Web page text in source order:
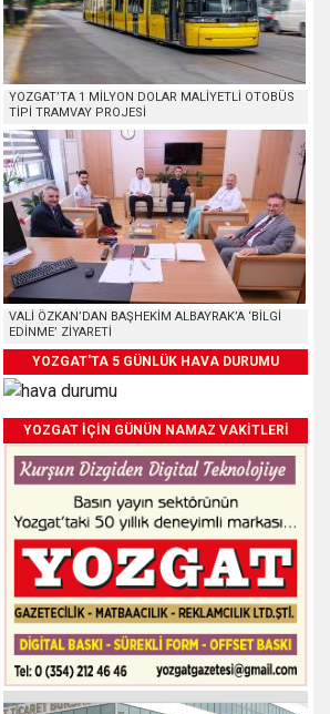
YOZGAT’TA 1 MİLYON DOLAR MALİYETLİ OTOBÜS
TİPİ TRAMVAY PROJESİ
VALİ ÖZKAN’DAN BAŞHEKİM ALBAYRAK’A ‘BİLGİ
EDİNME’ ZİYARETİ
YOZGAT'TA 5 GÜNLÜK HAVA DURUMU
YOZGAT İÇİN GÜNÜN NAMAZ VAKİTLERİ